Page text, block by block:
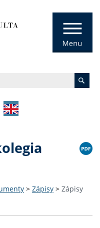
> Zápisy > Zápisy